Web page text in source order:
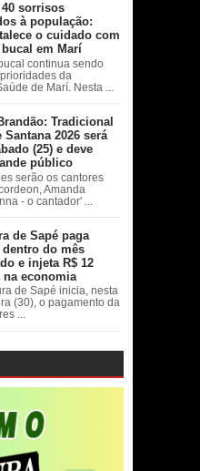
40 sorrisos
à população:
o cuidado com
em Marí
continua sendo
da
de Marí. Nesta ...
Tradicional
Santana 2026 será
(25) e deve
público
serão os cantores
Amanda
- o cantador' ...
de Sapé paga
do mês
e injeta R$ 12
economia
de Sapé inicia, nesta
(30), o pagamento da
...